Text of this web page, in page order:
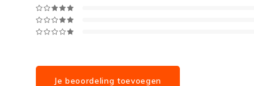
Je beoordeling toevoegen